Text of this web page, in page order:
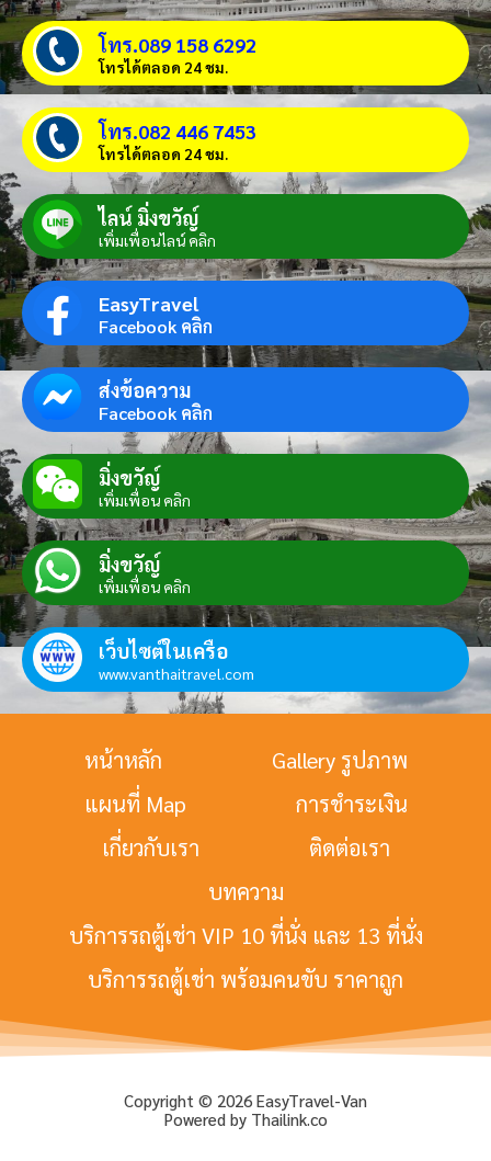
โทร.089 158 6292
โทรได้ตลอด 24 ชม.
โทร.082 446 7453
โทรได้ตลอด 24 ชม.
ไลน์ มิ่งขวัญ์
เพิ่มเพื่อนไลน์ คลิก
EasyTravel
Facebook คลิก
ส่งข้อความ
Facebook คลิก
มิ่งขวัญ์
เพิ่มเพื่อน คลิก
มิ่งขวัญ์
เพิ่มเพื่อน คลิก
เว็บไซต์ในเครือ
www.vanthaitravel.com
หน้าหลัก
Gallery รูปภาพ
แผนที่ Map
การชำระเงิน
เกี่ยวกับเรา
ติดต่อเรา
บทความ
บริการรถตู้เช่า VIP 10 ที่นั่ง และ 13 ที่นั่ง
บริการรถตู้เช่า พร้อมคนขับ ราคาถูก
Copyright © 2026 EasyTravel-Van
Powered by Thailink.co